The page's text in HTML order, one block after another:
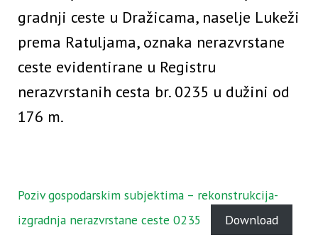
gradnji ceste u Dražicama, naselje Lukeži
prema Ratuljama, oznaka nerazvrstane
ceste evidentirane u Registru
nerazvrstanih cesta br. 0235 u dužini od
176 m.
Poziv gospodarskim subjektima – rekonstrukcija-
izgradnja nerazvrstane ceste 0235
Download